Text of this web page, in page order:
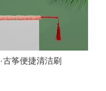
·古筝便捷清洁刷